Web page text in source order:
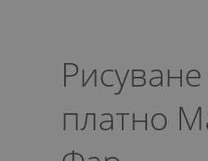
платно